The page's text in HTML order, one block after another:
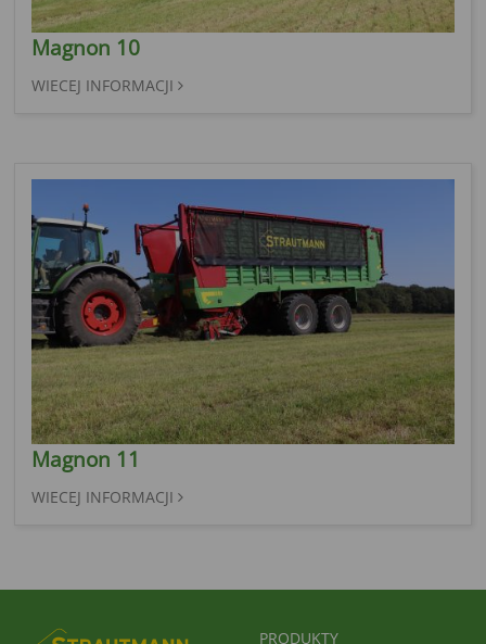
Magnon 10
WIECEJ INFORMACJI
Magnon 11
WIECEJ INFORMACJI
FUSSBEREICHSMENÜ
PRODUKTY